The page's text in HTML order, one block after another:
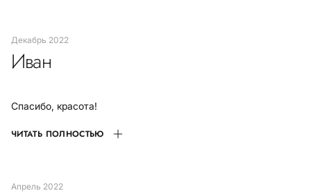
декабрь 2022
Иван
Спасибо, красота!
ЧИТАТЬ ПОЛНОСТЬЮ
апрель 2022